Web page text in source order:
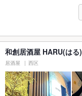
和創居酒屋 HARU(はる)
居酒屋 西区